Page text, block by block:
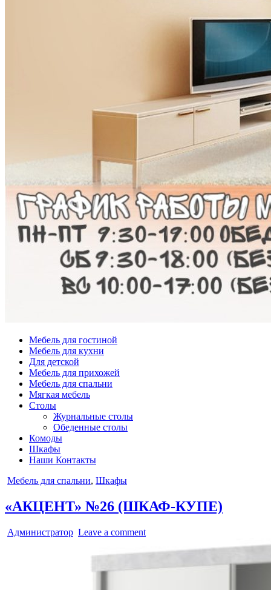
Мебель для гостиной
Мебель для кухни
Для детской
Мебель для прихожей
Мебель для спальни
Мягкая мебель
Столы
Журнальные столы
Обеденные столы
Комоды
Шкафы
Наши Контакты
Опубликовано
Мебель для спальни, Шкафы
«АКЦЕНТ» №26 (ШКАФ-КУПЕ)
Администратор Leave a comment